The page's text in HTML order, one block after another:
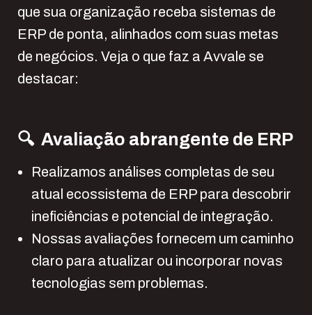
que sua organização receba sistemas de
ERP de ponta, alinhados com suas metas
de negócios. Veja o que faz a Avvale se
destacar:
🔍 Avaliação abrangente de ERP
Realizamos análises completas de seu
atual ecossistema de ERP para descobrir
ineficiências e potencial de integração.
Nossas avaliações fornecem um caminho
claro para atualizar ou incorporar novas
tecnologias sem problemas.